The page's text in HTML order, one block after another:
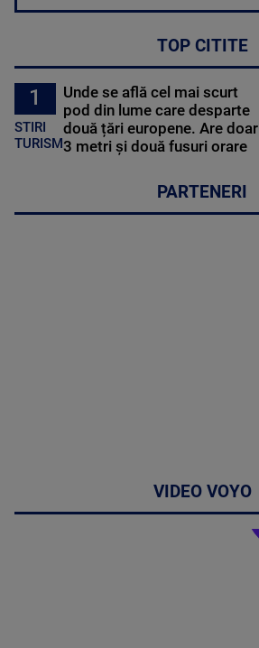
TOP CITITE
1
STIRI
TURISM
Unde se află cel mai scurt
pod din lume care desparte
două țări europene. Are doar
3 metri și două fusuri orare
PARTENERI
VIDEO VOYO